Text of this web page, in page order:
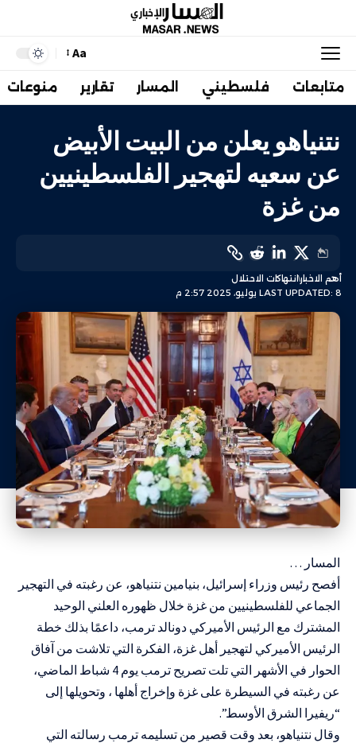
Aa
متابعات فلسطيني المسار تقارير منوعات
نتنياهو يعلن من البيت الأبيض
عن سعيه لتهجير الفلسطينيين
من غزة
LAST UPDATED: 8 يوليو، 2025 2:57 م
أهم الاخبارانتهاكات الاحتلال
المسار …
أفصح رئيس وزراء إسرائيل، بنيامين نتنياهو، عن رغبته في التهجير
الجماعي للفلسطينيين من غزة خلال ظهوره العلني الوحيد
المشترك مع الرئيس الأميركي دونالد ترمب، داعمًا بذلك خطة
الرئيس الأميركي لتهجير أهل غزة، الفكرة التي تلاشت من آفاق
الحوار في الأشهر التي تلت تصريح ترمب يوم 4 شباط الماضي،
عن رغبته في السيطرة على غزة وإخراج أهلها ، وتحويلها إلى
“ريفيرا الشرق الأوسط”.
وقال نتنياهو، بعد وقت قصير من تسليمه ترمب رسالته التي